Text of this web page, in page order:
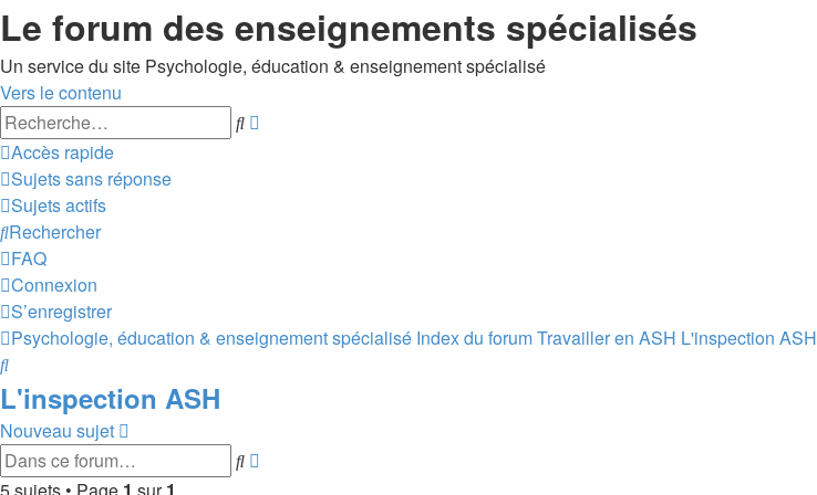
Le forum des enseignements spécialisés
Un service du site Psychologie, éducation & enseignement spécialisé
Vers le contenu
Rechercher
Accès rapide
Sujets sans réponse
Sujets actifs
Rechercher
FAQ
Connexion
S’enregistrer
Psychologie, éducation & enseignement spécialisé Index du forumTravailler en ASH L'inspection ASH
Rechercher
L'inspection ASH
Nouveau sujet
Rechercher